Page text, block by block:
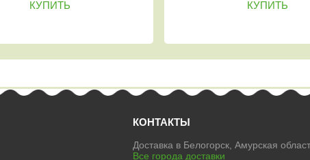
КОНТАКТЫ
Доставка в Белогорск, Амурская
Все города доставки